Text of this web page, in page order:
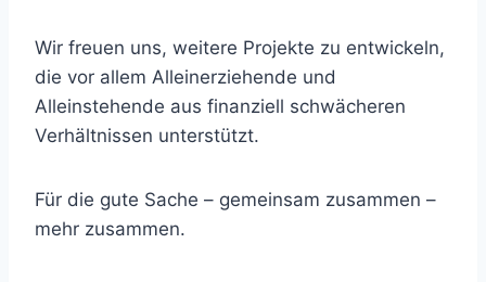
Wir freuen uns, weitere Projekte zu entwickeln,
die vor allem Alleinerziehende und
Alleinstehende aus finanziell schwächeren
Verhältnissen unterstützt.
Für die gute Sache – gemeinsam zusammen –
mehr zusammen.